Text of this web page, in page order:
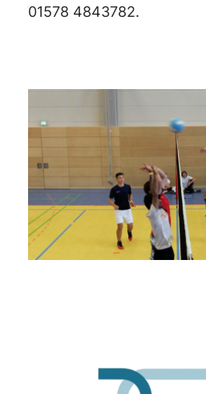
01578 4843782.